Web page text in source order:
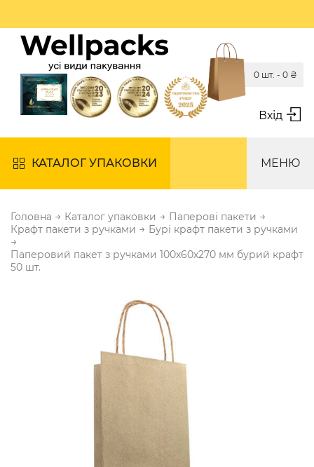
Вхід
0 шт. - 0 ₴
КАТАЛОГ УПАКОВКИ МЕНЮ
Головна → Каталог упаковки → Паперові пакети →
Крафт пакети з ручками → Бурі крафт пакети з ручками
→
Паперовий пакет з ручками 100х60х270 мм бурий крафт
50 шт.